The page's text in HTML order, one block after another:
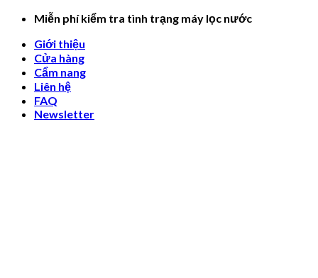
Skip
content
Miễn phí kiểm tra tình trạng máy lọc nước
Giới thiệu
Cửa hàng
Cẩm nang
Liên hệ
FAQ
Newsletter